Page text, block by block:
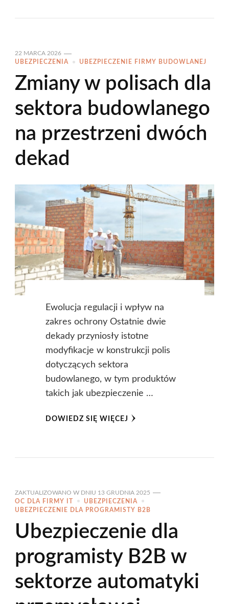
22 MARCA 2026
UBEZPIECZENIA
UBEZPIECZENIE FIRMY BUDOWLANEJ
Zmiany w polisach dla
sektora budowlanego
na przestrzeni dwóch
dekad
Ewolucja regulacji i wpływ na
zakres ochrony Ostatnie dwie
dekady przyniosły istotne
modyfikacje w konstrukcji polis
dotyczących sektora
budowlanego, w tym produktów
takich jak ubezpieczenie …
DOWIEDZ SIĘ WIĘCEJ
ZAKTUALIZOWANO W DNIU 13 GRUDNIA 2025
OC DLA FIRMY IT
UBEZPIECZENIA
UBEZPIECZENIE DLA PROGRAMISTY B2B
Ubezpieczenie dla
programisty B2B w
sektorze automatyki